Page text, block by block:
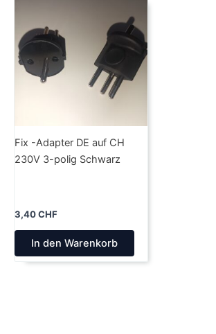
Fix -Adapter DE auf CH
230V 3-polig Schwarz
3,40CHF
In den Warenkorb